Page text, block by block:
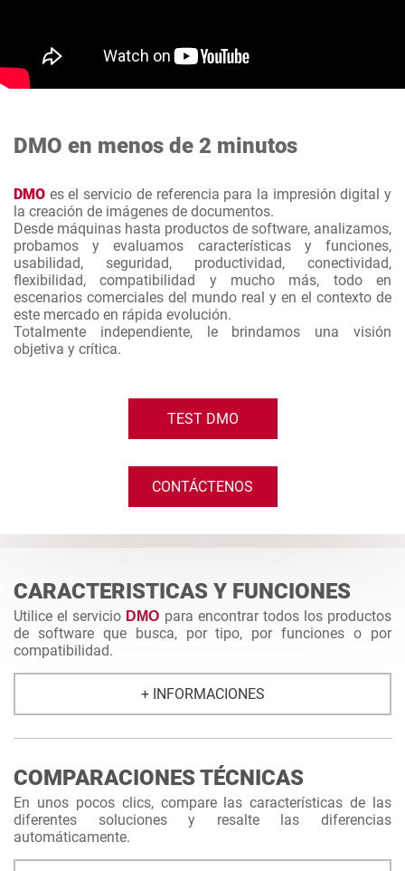
DMO en menos de 2 minutos
DMO es el servicio de referencia para la impresión digital y
la creación de imágenes de documentos.
Desde máquinas hasta productos de software, analizamos,
probamos y evaluamos características y funciones,
usabilidad, seguridad, productividad, conectividad,
flexibilidad, compatibilidad y mucho más, todo en
escenarios comerciales del mundo real y en el contexto de
este mercado en rápida evolución.
Totalmente independiente, le brindamos una visión
objetiva y crítica.
TEST DMO
CONTÁCTENOS
CARACTERISTICAS Y FUNCIONES
Utilice el servicio DMO para encontrar todos los productos
de software que busca, por tipo, por funciones o por
compatibilidad.
+ INFORMACIONES
COMPARACIONES TÉCNICAS
En unos pocos clics, compare las características de las
diferentes soluciones y resalte las diferencias
automáticamente.